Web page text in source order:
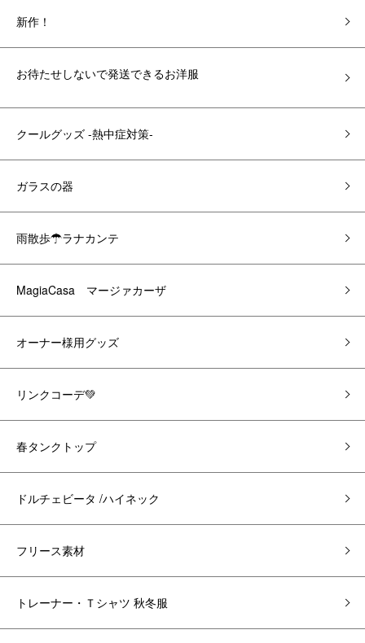
新作！
お待たせしないで発送できるお洋服
クールグッズ -熱中症対策-
ガラスの器
雨散歩☂ラナカンテ
MagiaCasa マージァカーザ
オーナー様用グッズ
リンクコーデ💚
春タンクトップ
ドルチェビータ /ハイネック
フリース素材
トレーナー・Ｔシャツ 秋冬服